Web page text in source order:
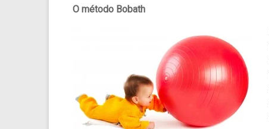
O método Bobath